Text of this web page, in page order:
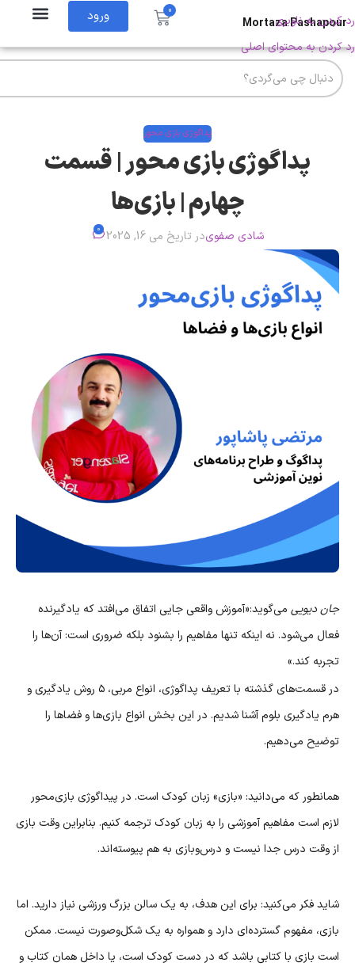
رد کردن به ناوبری
رد کردن به محتوای اصلی
Mortaza Pashapour
0 ورود
پداگوژی بازی محور
پداگوژی بازی‌ محور | قسمت
چهارم | بازی‌ها
شادی صفویدر تاریخ می 16, 2025 0
جان دیویی می‌گوید:«آموزش واقعی جایی اتفاق می‌افتد که یادگیرنده
فعال می‌شود. نه اینکه تنها مفاهیم را بشنود بلکه ضروری است: آن‌ها را
تجربه کند.»
در قسمت‌های گذشته با تعریف پداگوژی، انواع مربی، ۵ روش یادگیری و
هرم یادگیری بلوم آشنا شدیم. در این بخش انواع بازی‌ها و فضاها را
توضیح می‌دهیم.
همانطور که می‌دانید: «بازی» زبان کودک است. در پیداگوژی بازی‌محور
لازم است مفاهیم آموزشی را به زبان کودک ترجمه کنیم. بنابراین وقت بازی
از وقت درس جدا نیست و درس‌وبازی به‌ هم پیوسته‌اند.
شاید فکر می‌کنید: برای این هدف، به یک سالن بزرگ ورزشی نیاز دارید. اما
بازی، مفهوم گسترده‌‌ای دارد و همواره به یک شکل‌وصورت نیست. ممکن
است بازی با کتابی باشد که در دست کودک است، یا داخل همان کتاب و